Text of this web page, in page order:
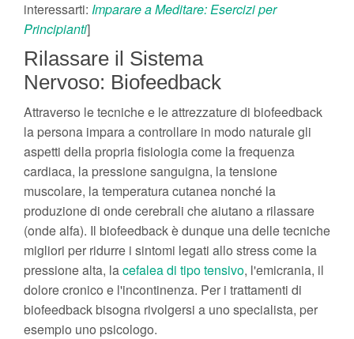
interessarti: Imparare a Meditare: Esercizi per
Principianti]
Rilassare il Sistema
Nervoso: Biofeedback
Attraverso le tecniche e le attrezzature di biofeedback
la persona impara a controllare in modo naturale gli
aspetti della propria fisiologia come la frequenza
cardiaca, la pressione sanguigna, la tensione
muscolare, la temperatura cutanea nonché la
produzione di onde cerebrali che aiutano a rilassare
(onde alfa). Il biofeedback è dunque una delle tecniche
migliori per ridurre i sintomi legati allo stress come la
pressione alta, lacefalea di tipo tensivo, l'emicrania, il
dolore cronico e l'incontinenza. Per i trattamenti di
biofeedback bisogna rivolgersi a uno specialista, per
esempio uno psicologo.